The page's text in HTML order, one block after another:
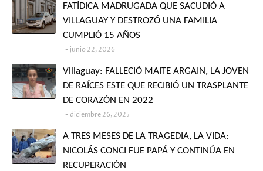
FATÍDICA MADRUGADA QUE SACUDIÓ A
VILLAGUAY Y DESTROZÓ UNA FAMILIA
CUMPLIÓ 15 AÑOS
junio 22, 2026
Villaguay: FALLECIÓ MAITE ARGAIN, LA JOVEN
DE RAÍCES ESTE QUE RECIBIÓ UN TRASPLANTE
DE CORAZÓN EN 2022
diciembre 26, 2025
A TRES MESES DE LA TRAGEDIA, LA VIDA:
NICOLÁS CONCI FUE PAPÁ Y CONTINÚA EN
RECUPERACIÓN